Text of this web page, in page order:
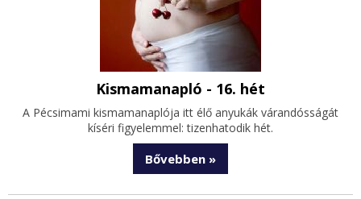
Kismamanapló - 16. hét
A Pécsimami kismamanaplója itt élő anyukák várandósságát
kíséri figyelemmel: tizenhatodik hét.
Bővebben »